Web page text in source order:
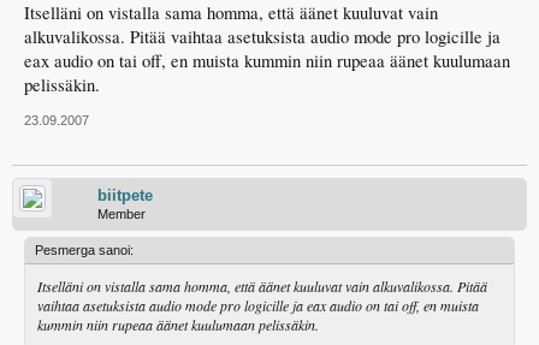
Itselläni on vistalla sama homma, että äänet kuuluvat vain
alkuvalikossa. Pitää vaihtaa asetuksista audio mode pro logicille ja
eax audio on tai off, en muista kummin niin rupeaa äänet kuulumaan
pelissäkin.
23.09.2007
biitpete
Member
Pesmerga sanoi:
Itselläni on vistalla sama homma, että äänet kuuluvat vain alkuvalikossa. Pitää
vaihtaa asetuksista audio mode pro logicille ja eax audio on tai off, en muista
kummin niin rupeaa äänet kuulumaan pelissäkin.